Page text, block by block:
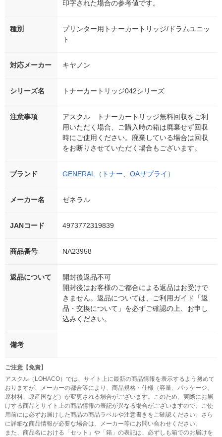
印字された場合の参考値です。
種別
プリンター用トナーカートリッジ/ドラムユニッ
ト
対応メーカー キヤノン
シリーズ名 トナーカートリッジ042シリーズ
注意事項
アスクル トナーカートリッジ無料回収をご利
用いただく場合、ご購入時の箱は廃棄せず回収
時にご使用ください。廃棄している場合は回収
をお断りさせていただく場合もございます。
ブランド GENERAL（トナー、OAサプライ）
メーカー名 ゼネラル
JANコード 4973772319839
商品番号 NA23958
返品について
開封後返品不可
開封後はお客様のご都合による返品はお受けで
きません。返品については、ご利用ガイド「返
品・交換について」を必ずご確認の上、お申し
込みください。
備考
ご注意【免責】
アスクル（LOHACO）では、サイト上に最新の商品情報を表示するよう努めて
おりますが、メーカーの都合等により、商品規格・仕様（容量、パッケージ、
原材料、原産国など）が変更される場合がございます。このため、実際にお届
けする商品とサイト上の商品情報の表記が異なる場合がございますので、ご使
用前には必ずお届けした商品の商品ラベルや注意書きをご確認ください。さら
に詳細な商品情報が必要な場合は、メーカー等にお問い合わせください。
また、商品名における「セット」や「箱」の表記は、必ずしも箱でのお届けを